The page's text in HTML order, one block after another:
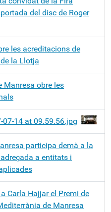
del disc de Roger
les acreditacions de
la Llotja
Manresa obre les
14 at 09.59.56.jpg
participa demà a la
a entitats i
Carla Hajjar el Premi de
de Manresa